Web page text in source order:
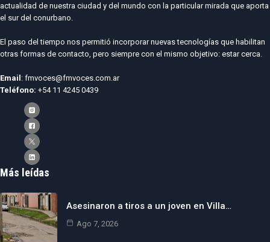
actualidad de nuestra ciudad y del mundo con la particular mirada que aporta
el sur del conurbano.
El paso del tiempo nos permitió incorporar nuevas tecnologías que habilitan
otras formas de contacto, pero siempre con el mismo objetivo: estar cerca.
Email : fmvoces@fmvoces.com.ar
Teléfono: +54 11 4245 0439
Más leídas
Asesinaron a tiros a un joven en Villa…
Ago 7, 2026